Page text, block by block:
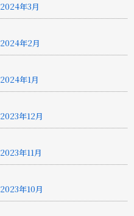
2024年3月
2024年2月
2024年1月
2023年12月
2023年11月
2023年10月